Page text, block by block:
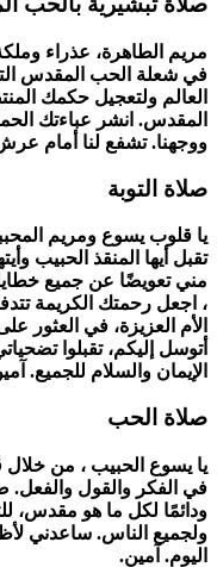
مريم الطاهرة، عذراء
في شعلة الحب المقدس
العالم ولتعجيل حكمك
المقدس. انشر عباءتك
ووجهنا. تشفع لنا أمام
صلاة التوبة
يا قلوب يسوع ومريم
تقبل أيها المنقذ الحبيب
مني تعويضًا عن جميع
، اجعل رحمتك الكريمة
الأم العزيزة، في العثور
أتوسل إليكم، تقبلوا
الإيمان والسلام للجميع.
صلاة الحب
يا يسوع الحبيب ، من خلال
في الفكر والقول والفعل.
ودائمًا لكل ما هو مقدس،
ولجميع الناس. ساعدني
اليوم. آمين.